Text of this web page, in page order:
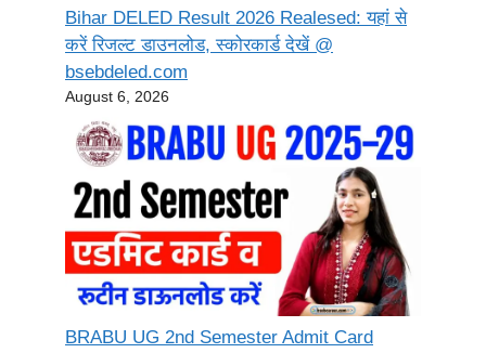
Bihar DELED Result 2026 Realesed: यहां से
करें रिजल्ट डाउनलोड, स्कोरकार्ड देखें @
bsebdeled.com
August 6, 2026
BRABU UG 2nd Semester Admit Card